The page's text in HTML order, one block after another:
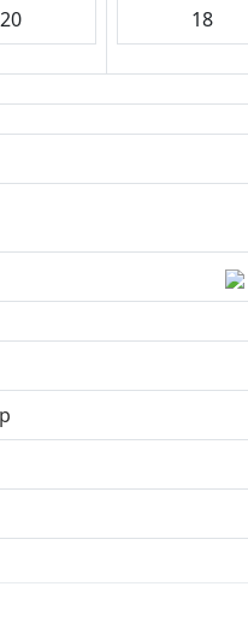
20
18